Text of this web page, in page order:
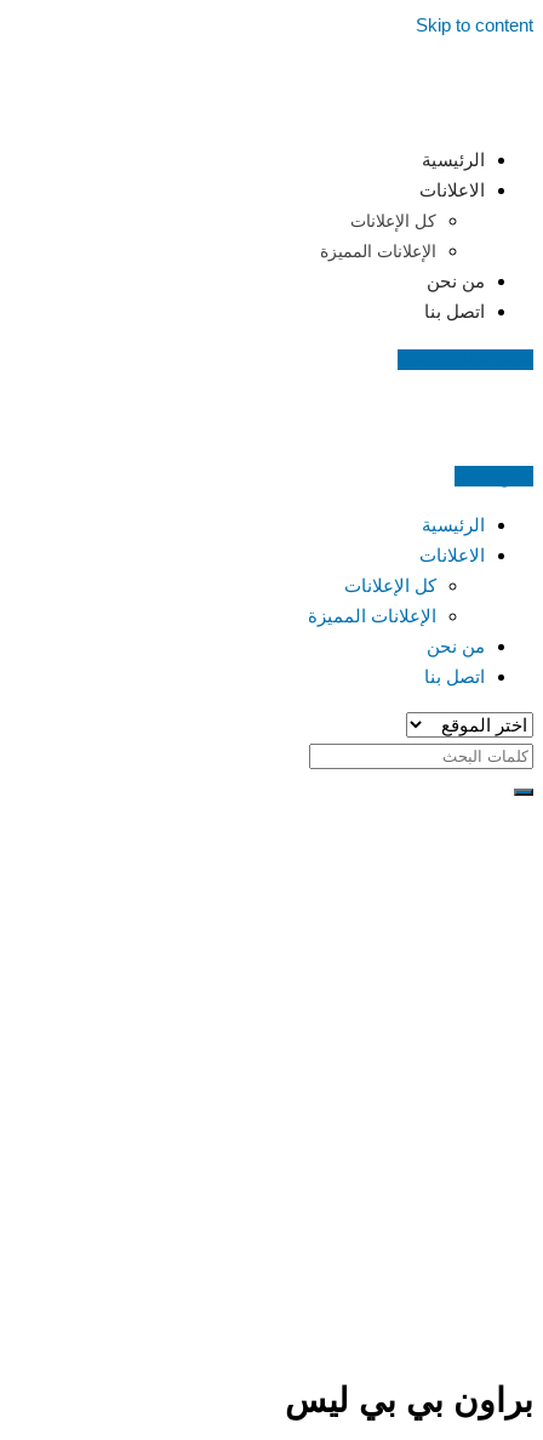
Skip to content
الرئيسية
الاعلانات
كل الإعلانات
الإعلانات المميزة
من نحن
اتصل بنا
الرئيسية
الاعلانات
كل الإعلانات
الإعلانات المميزة
من نحن
اتصل بنا
براون بي بي ليس